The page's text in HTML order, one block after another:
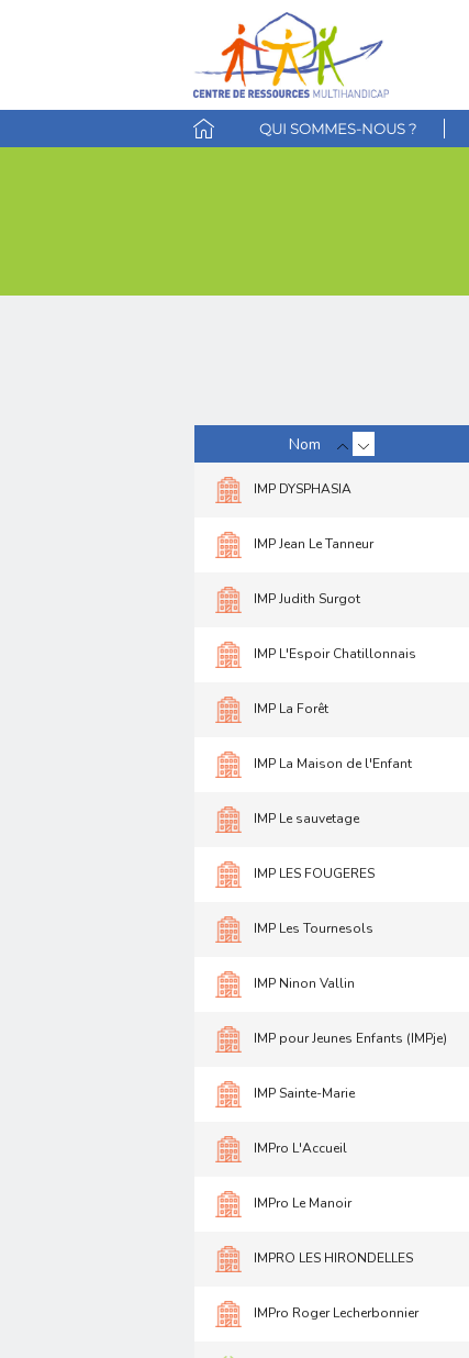
QUI SOMMES-NOUS ?
Nom
IMP DYSPHASIA
IMP Jean Le Tanneur
IMP Judith Surgot
IMP L'Espoir Chatillonnais
IMP La Forêt
IMP La Maison de l'Enfant
IMP Le sauvetage
IMP LES FOUGERES
IMP Les Tournesols
IMP Ninon Vallin
IMP pour Jeunes Enfants (IMPje)
IMP Sainte-Marie
IMPro L'Accueil
IMPro Le Manoir
IMPRO LES HIRONDELLES
IMPro Roger Lecherbonnier